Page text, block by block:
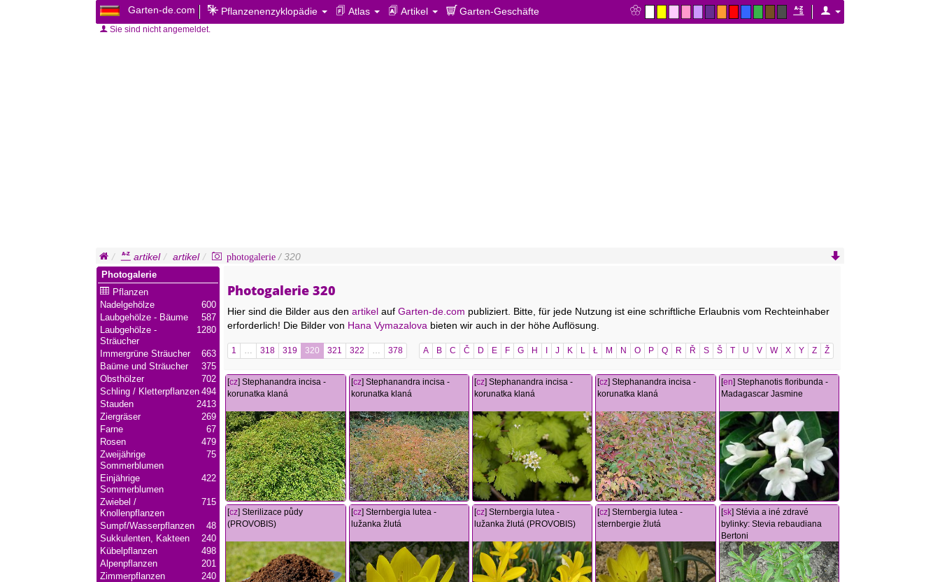
Garten-de.com Pflanzenenzyklopädie Atlas Artikel Garten-Geschäfte
Sie sind nicht angemeldet.
artikel artikel photogalerie / 320
Photogalerie 320
Hier sind die Bilder aus denartikel aufGarten-de.com publiziert. Bitte, für jede Nutzung ist eine schriftliche Erlaubnis vom Rechteinhaber
erforderlich! Die Bilder von Hana Vymazalova bieten wir auch in der höhe Auflösung.
1 … 318 319 320 321 322 … 378 A B C Č D E F G H J K L Ł M N O P Q R Ř S Š T U V W X Y Z Ž
[cz] Stephanandra incisa -
korunatka klaná
[cz] Stephanandra incisa -
korunatka klaná
[cz] Stephanandra incisa -
korunatka klaná
[cz] Stephanandra incisa -
korunatka klaná
[en] Stephanotis floribunda -
Madagascar Jasmine
[cz] Sterilizace půdy
(PROVOBIS)
[cz] Sternbergia lutea -
lužanka žlutá
[cz] Sternbergia lutea -
lužanka žlutá (PROVOBIS)
[cz] Sternbergia lutea -
sternbergie žlutá
[sk] Stévia a iné zdravé
bylinky: Stevia rebaudiana
Bertoni
Photogalerie
Pflanzen
600
Nadelgehölze
587
Laubgehölze - Bäume
1280
Laubgehölze -
Sträucher
663
Immergrüne Sträucher
375
Baüme und Sträucher
702
Obsthölzer
494
Schling / Kletterpflanzen
2413
Stauden
269
Ziergräser
67
Farne
479
Rosen
75
Zweijährige
Sommerblumen
422
Einjährige
Sommerblumen
715
Zwiebel /
Knollenpflanzen
48
Sumpf/Wasserpflanzen
240
Sukkulenten, Kakteen
498
Kübelpflanzen
201
Alpenpflanzen
240
Zimmerpflanzen